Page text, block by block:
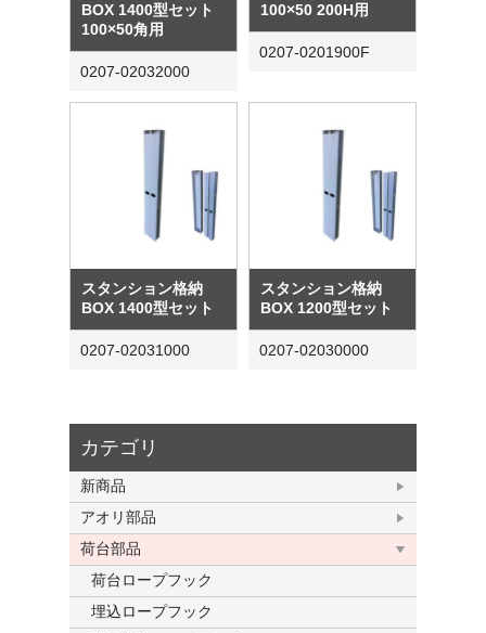
カテゴリ
新商品
アオリ部品
荷台部品
荷台ロープフック
埋込ロープフック
BOX 1400型セット
100×50角用
0207-02032000
100×50 200H用
0207-0201900F
スタンション格納
BOX 1400型セット
0207-02031000
スタンション格納
BOX 1200型セット
0207-02030000